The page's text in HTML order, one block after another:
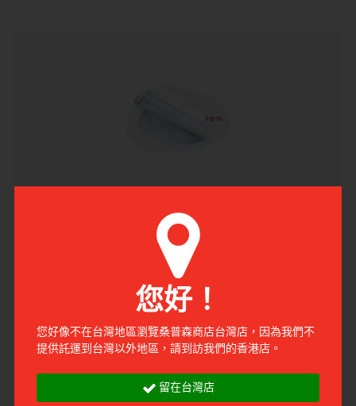
相模元祖採用聚氨酯 (PU) 物料，所以能帶給你無嗅體驗，趕
您好！
您好像不在台灣地區瀏覽桑普森商店台灣店，因為我們不
提供託運到台灣以外地區，請到訪我們的香港店。
留在台灣店